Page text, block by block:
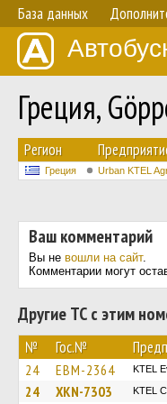
База данных
Греция,
Регион
Греция Urban KTEL
Ваш комментарий
Вы не вошли на сайт.
Комментарии могут
Другие ТС с этим
№ Гос.№
24 EBM-2364 KTEL
24 XKN-7303 ΚΤΕL